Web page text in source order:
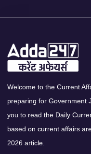
Welcome to the Current
preparing for Government
you to read the Daily
based on current affairs
2026 article.